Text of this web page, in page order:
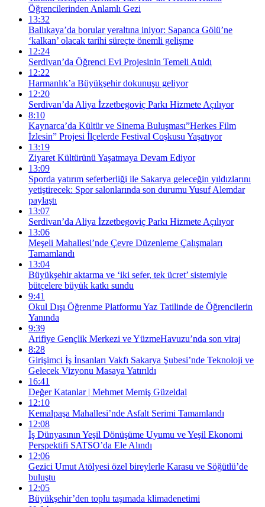
Öğrencilerinden Anlamlı Gezi
13:32
Ballıkaya’da borular yeraltına iniyor: Sapanca Gölü’ne
‘kalkan’ olacak tarihi süreçte önemli gelişme
12:24
Serdivan’da Öğrenci Evi Projesinin Temeli Atıldı
12:22
Harmanlık’a Büyükşehir dokunuşu geliyor
12:20
Serdivan’da Aliya İzzetbegoviç Parkı Hizmete Açılıyor
8:10
Kaynarca’da Kültür ve Sinema Buluşması”Herkes Film
İzlesin” Projesi İlçelerde Festival Coşkusu Yaşatıyor
13:19
Ziyaret Kültürünü Yaşatmaya Devam Ediyor
13:09
Sporda yatırım seferberliği ile Sakarya geleceğin yıldızlarını
yetiştirecek: Spor salonlarında son durumu Yusuf Alemdar
paylaştı
13:07
Serdivan’da Aliya İzzetbegoviç Parkı Hizmete Açılıyor
13:06
Meşeli Mahallesi’nde Çevre Düzenleme Çalışmaları
Tamamlandı
13:04
Büyükşehir aktarma ve ‘iki sefer, tek ücret’ sistemiyle
bütçelere büyük katkı sundu
9:41
Okul Dışı Öğrenme Platformu Yaz Tatilinde de Öğrencilerin
Yanında
9:39
Arifiye Gençlik Merkezi ve YüzmeHavuzu’nda son viraj
8:28
Girişimci İş İnsanları Vakfı Sakarya Şubesi’nde Teknoloji ve
Gelecek Vizyonu Masaya Yatırıldı
16:41
Değer Katanlar | Mehmet Memiş Güzeldal
12:10
Kemalpaşa Mahallesi’nde Asfalt Serimi Tamamlandı
12:08
İş Dünyasının Yeşil Dönüşüme Uyumu ve Yeşil Ekonomi
Perspektifi SATSO’da Ele Alındı
12:06
Gezici Umut Atölyesi özel bireylerle Karasu ve Söğütlü’de
buluştu
12:05
Büyükşehir’den toplu taşımada klimadenetimi